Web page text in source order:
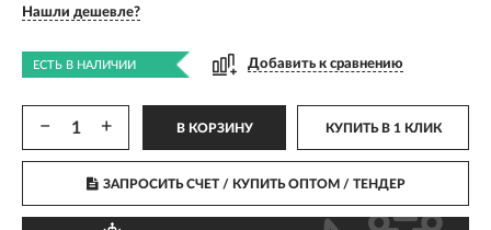
Нашли дешевле?
ЕСТЬ В НАЛИЧИИ Добавить к сравнению
− + В КОРЗИНУ КУПИТЬ В 1 КЛИК
ЗАПРОСИТЬ СЧЕТ / КУПИТЬ ОПТОМ/ ТЕНДЕР